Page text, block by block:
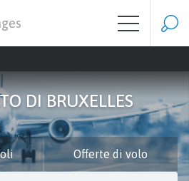
DI BRUXELLES
Offerte di volo